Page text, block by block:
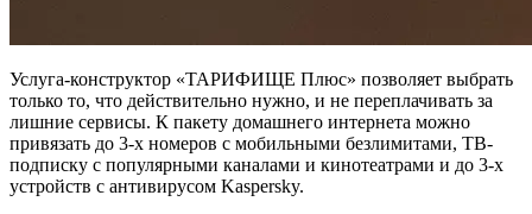
Услуга-конструктор «ТАРИФИЩЕ Плюс» позволяет выбрать
только то, что действительно нужно, и не переплачивать за
лишние сервисы. К пакету домашнего интернета можно
привязать до 3-х номеров с мобильными безлимитами, ТВ-
подписку с популярными каналами и кинотеатрами и до 3-х
устройств с антивирусом Kaspersky.